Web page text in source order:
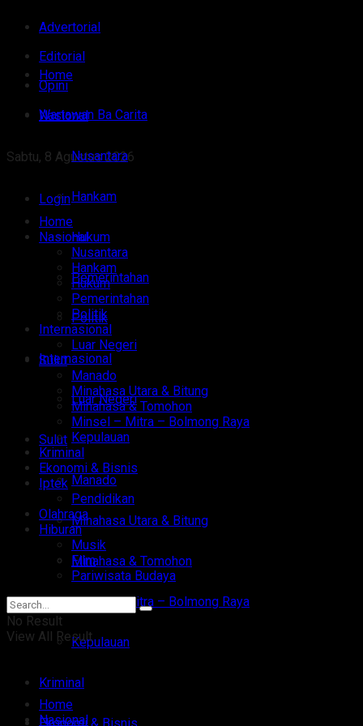
Advertorial
Editorial
Opini
Wartawan Ba Carita
Sabtu, 8 Agustus 2026
Login
Home
Nasional
Nusantara
Hankam
Hukum
Pemerintahan
Politik
Internasional
Luar Negeri
Sulut
Manado
Minahasa Utara & Bitung
Minahasa & Tomohon
Minsel – Mitra – Bolmong Raya
Kepulauan
Kriminal
Home
Nasional
Nusantara
Hankam
Hukum
Pemerintahan
Politik
Internasional
Luar Negeri
Sulut
Manado
Minahasa Utara & Bitung
Minahasa & Tomohon
Minsel – Mitra – Bolmong Raya
Kepulauan
Kriminal
Ekonomi & Bisnis
Iptek
Pendidikan
Olahraga
Hiburan
Musik
Film
Pariwisata Budaya
No Result
View All Result
Home
Nasional